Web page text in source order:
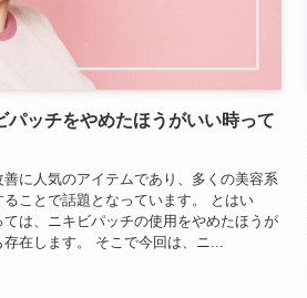
パッチをやめたほうがいい時って
に人気のアイテムであり、多くの美容系
ことで話題となっています。 とはい
は、ニキビパッチの使用をやめたほうが
在します。 そこで今回は、ニ...